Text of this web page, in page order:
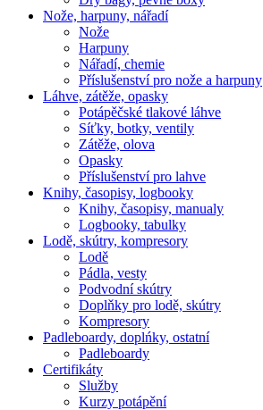
Nože, harpuny, nářadí
Nože
Harpuny
Nářadí, chemie
Příslušenství pro nože a harpuny
Láhve, zátěže, opasky
Potápěčské tlakové láhve
Síťky, botky, ventily
Zátěže, olova
Opasky
Příslušenství pro lahve
Knihy, časopisy, logbooky
Knihy, časopisy, manualy
Logbooky, tabulky
Lodě, skútry, kompresory
Lodě
Pádla, vesty
Podvodní skútry
Doplňky pro lodě, skútry
Kompresory
Padleboardy, doplńky, ostatní
Padleboardy
Certifikáty
Služby
Kurzy potápění